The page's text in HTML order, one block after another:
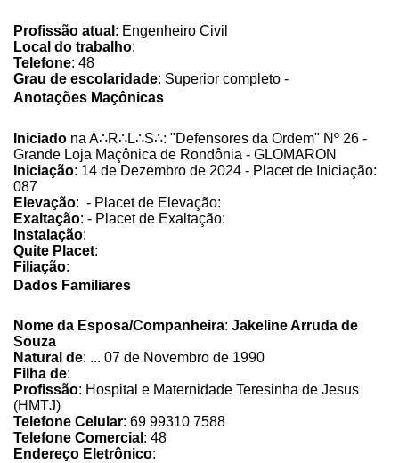
Profissão atual : Engenheiro Civil
Local do trabalho:
Telefone: 48
Grau de escolaridade: Superior completo -
Anotações Maçônicas
Iniciado na A∴R∴L∴S∴: "Defensores da Ordem" Nº 26 -
Grande Loja Maçônica de Rondônia - GLOMARON
Iniciação: 14 de Dezembro de 2024 - Placet de Iniciação:
087
Elevação: - Placet de Elevação:
Exaltação: - Placet de Exaltação:
Instalação:
Quite Placet:
Filiação:
Dados Familiares
Nome da Esposa/Companheira: Jakeline Arruda de
Souza
Natural de: ... 07 de Novembro de 1990
Filha de:
Profissão: Hospital e Maternidade Teresinha de Jesus
(HMTJ)
Telefone Celular: 69 99310 7588
Telefone Comercial : 48
Endereço Eletrônico: